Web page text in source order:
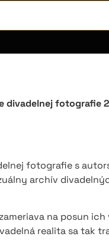
divadelnej fotografie
fotografie s
archív
na posun
realita sa tak